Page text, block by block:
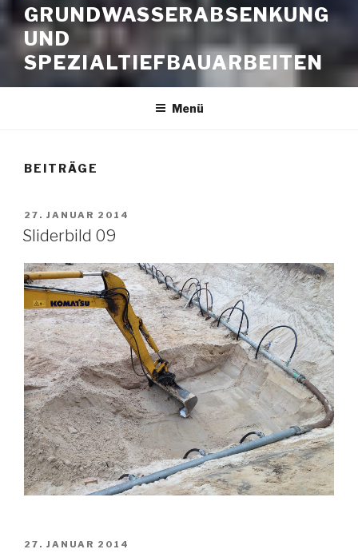
GRUNDWASSERABSENKUNG
UND
SPEZIALTIEFBAUARBEITEN
Menü
BEITRÄGE
VERÖFFENTLICHT
AM
27. JANUAR 2014
Sliderbild 09
VERÖFFENTLICHT
27. JANUAR 2014